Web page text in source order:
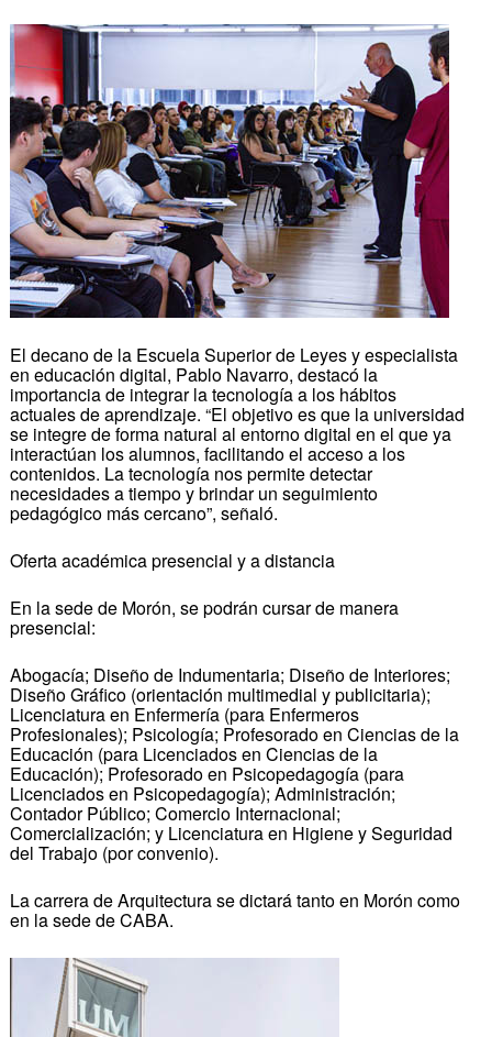
El decano de la Escuela Superior de Leyes y especialista
en educación digital, Pablo Navarro, destacó la
importancia de integrar la tecnología a los hábitos
actuales de aprendizaje. “El objetivo es que la universidad
se integre de forma natural al entorno digital en el que ya
interactúan los alumnos, facilitando el acceso a los
contenidos. La tecnología nos permite detectar
necesidades a tiempo y brindar un seguimiento
pedagógico más cercano”, señaló.
Oferta académica presencial y a distancia
En la sede de Morón, se podrán cursar de manera
presencial:
Abogacía; Diseño de Indumentaria; Diseño de Interiores;
Diseño Gráfico (orientación multimedial y publicitaria);
Licenciatura en Enfermería (para Enfermeros
Profesionales); Psicología; Profesorado en Ciencias de la
Educación (para Licenciados en Ciencias de la
Educación); Profesorado en Psicopedagogía (para
Licenciados en Psicopedagogía); Administración;
Contador Público; Comercio Internacional;
Comercialización; y Licenciatura en Higiene y Seguridad
del Trabajo (por convenio).
La carrera de Arquitectura se dictará tanto en Morón como
en la sede de CABA.